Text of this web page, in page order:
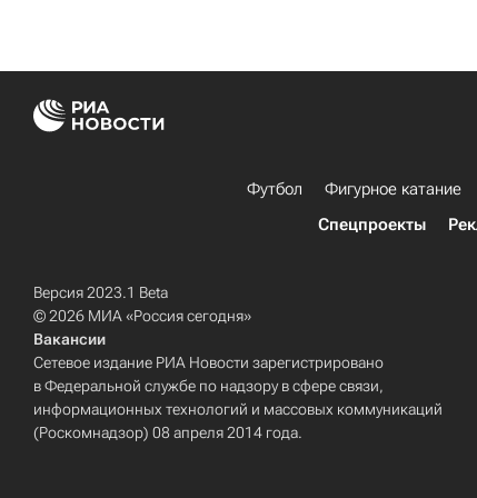
Футбол Фигурное катание
Спецпроекты
Версия 2023.1 Beta
© 2026 МИА «Россия сегодня»
Вакансии
Сетевое издание РИА Новости зарегистрировано
в Федеральной службе по надзору в сфере связи,
информационных технологий и массовых коммуникаций
(Роскомнадзор) 08 апреля 2014 года.